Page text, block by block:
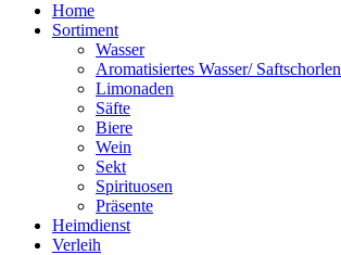
Home
Sortiment
Wasser
Aromatisiertes Wasser/ Saftschorlen
Limonaden
Säfte
Biere
Wein
Sekt
Spirituosen
Präsente
Heimdienst
Verleih